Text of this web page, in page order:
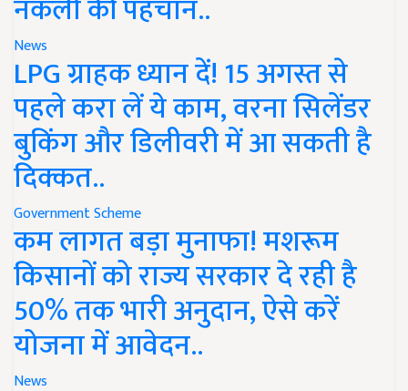
नकली की पहचान..
News
LPG ग्राहक ध्यान दें! 15 अगस्त से
पहले करा लें ये काम, वरना सिलेंडर
बुकिंग और डिलीवरी में आ सकती है
दिक्कत..
Government Scheme
कम लागत बड़ा मुनाफा! मशरूम
किसानों को राज्य सरकार दे रही है
50% तक भारी अनुदान, ऐसे करें
योजना में आवेदन..
News